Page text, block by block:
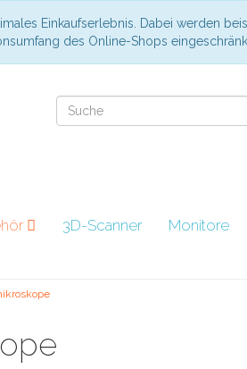
Einkaufserlebnis. Dabei werden
des Online-Shops
3D-Scanner Monitore